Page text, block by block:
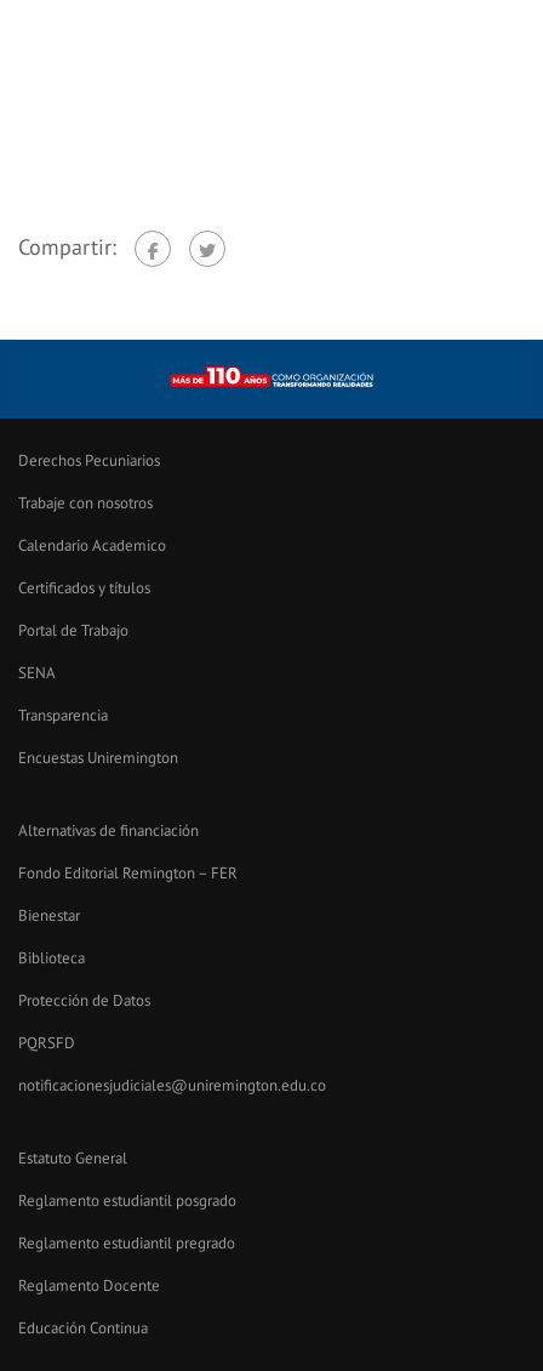
Compartir:
Derechos Pecuniarios
Trabaje con nosotros
Calendario Academico
Certificados y títulos
Portal de Trabajo
SENA
Transparencia
Encuestas Uniremington
Alternativas de financiación
Fondo Editorial Remington – FER
Bienestar
Biblioteca
Protección de Datos
PQRSFD
notificacionesjudiciales@uniremington.edu.co
Estatuto General
Reglamento estudiantil posgrado
Reglamento estudiantil pregrado
Reglamento Docente
Educación Continua